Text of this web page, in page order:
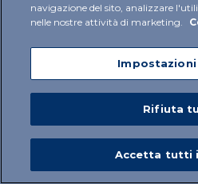
navigazione del sito, analizzare
nelle nostre attività di marketing.
Rifiuta
Accetta tutti